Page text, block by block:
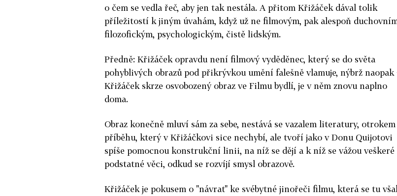
o čem se vedla řeč, aby jen tak nestála. A přitom Křižáček dával tolik
příležitostí k jiným úvahám, když už ne filmovým, pak alespoň
filozofickým, psychologickým, čistě lidským.
Předně: Křižáček opravdu není filmový vyděděnec, který se do světa
pohyblivých obrazů pod přikrývkou umění falešně vlamuje, nýbrž naopak
Křižáček skrze osvobozený obraz ve Filmu bydlí, je v něm znovu naplno
doma.
Obraz konečně mluví sám za sebe, nestává se vazalem literatury, otrokem
příběhu, který v Křižáčkovi sice nechybí, ale tvoří jako v Donu Quijotovi
spíše pomocnou konstrukční linii, na níž se dějí a k níž se vážou veškeré
podstatné věci, odkud se rozvíjí smysl obrazově.
Křižáček je pokusem o "návrat" ke svébytné jinořeči filmu, která se tu